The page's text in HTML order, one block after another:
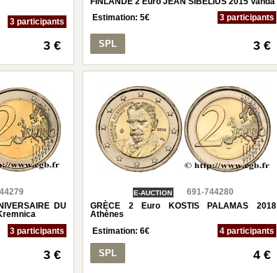
3 participants
3 €
Estimation:5€ 3 participants
SPL 3 €
DU
3 participants
3 €
E-AUCTION
691-744280
GRÈCE 2 Euro KOSTIS PALAMAS 2018
Athènes
Estimation:6€ 4 participants
SPL 4 €